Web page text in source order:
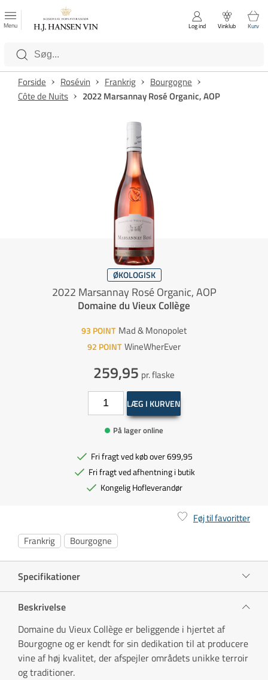
Luk
Kategorier
Menu Log ind Vinklub Kurv
Forside Rosévin Frankrig
Bourgogne
Côte de Nuits
2022 Marsannay Rosé Organic, AOP
ØKOLOGISK
2022 Marsannay Rosé Organic, AOP
Domaine du Vieux Collège
93 POINT Mad & Monopolet
92 POINT WineWherEver
259,95 pr. flaske
LÆG I KURVEN
På lager online
Fri fragt ved køb over 699,95
Fri fragt ved afhentning i butik
Kongelig Hofleverandør
Føj til favoritter
Frankrig
Bourgogne
Specifikationer
Beskrivelse
Domaine du Vieux Collège er beliggende i hjertet af
Bourgogne og er kendt for sin dedikation til at producere
vine af høj kvalitet, der afspejler områdets unikke terroir
og traditioner.